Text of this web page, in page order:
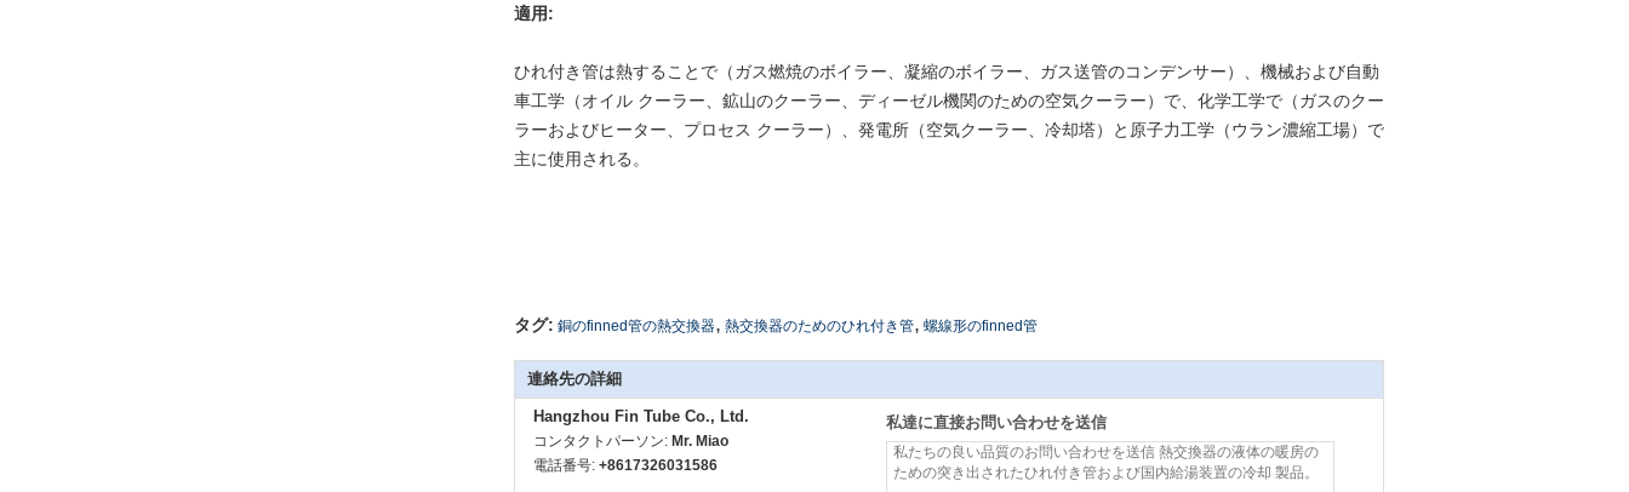
適用:
ひれ付き管は熱することで（ガス燃焼のボイラー、凝縮のボイラー、ガス送管のコンデンサー）、機械および自動
車工学（オイル クーラー、鉱山のクーラー、ディーゼル機関のための空気クーラー）で、化学工学で（ガスのクー
ラーおよびヒーター、プロセス クーラー）、発電所（空気クーラー、冷却塔）と原子力工学（ウラン濃縮工場）で
主に使用される。
タグ: 銅のfinned管の熱交換器, 熱交換器のためのひれ付き管, 螺線形のfinned管
連絡先の詳細
Hangzhou Fin Tube Co., Ltd.
コンタクトパーソン: Mr. Miao
電話番号: +8617326031586
私達に直接お問い合わせを送信